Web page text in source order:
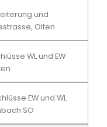
und
Olten
WL und EW
EW und WL
SO